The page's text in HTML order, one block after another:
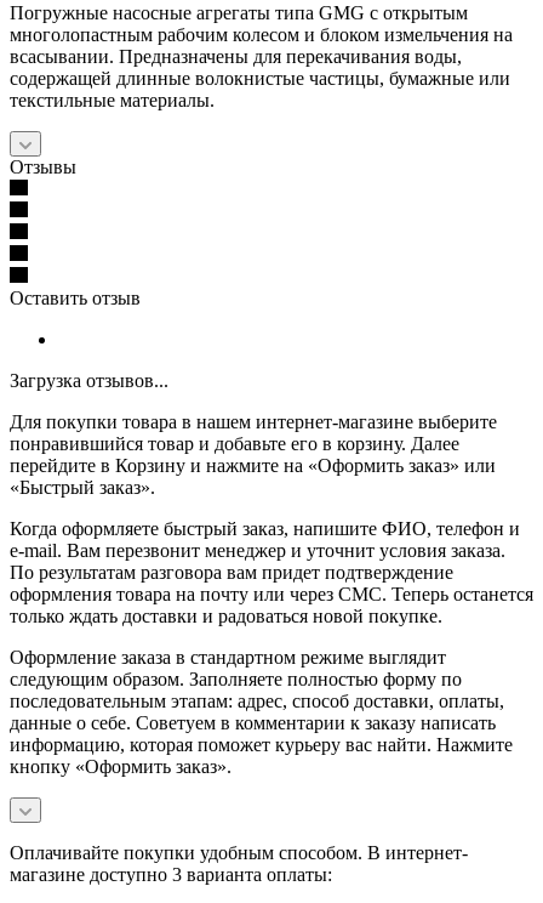
Погружные насосные агрегаты типа GMG с открытым
многолопастным рабочим колесом и блоком измельчения на
всасывании. Предназначены для перекачивания воды,
содержащей длинные волокнистые частицы, бумажные или
текстильные материалы.
Отзывы
Оставить отзыв
Загрузка отзывов...
Для покупки товара в нашем интернет-магазине выберите
понравившийся товар и добавьте его в корзину. Далее
перейдите в Корзину и нажмите на «Оформить заказ» или
«Быстрый заказ».
Когда оформляете быстрый заказ, напишите ФИО, телефон и
e-mail. Вам перезвонит менеджер и уточнит условия заказа.
По результатам разговора вам придет подтверждение
оформления товара на почту или через СМС. Теперь останется
только ждать доставки и радоваться новой покупке.
Оформление заказа в стандартном режиме выглядит
следующим образом. Заполняете полностью форму по
последовательным этапам: адрес, способ доставки, оплаты,
данные о себе. Советуем в комментарии к заказу написать
информацию, которая поможет курьеру вас найти. Нажмите
кнопку «Оформить заказ».
Оплачивайте покупки удобным способом. В интернет-
магазине доступно 3 варианта оплаты: